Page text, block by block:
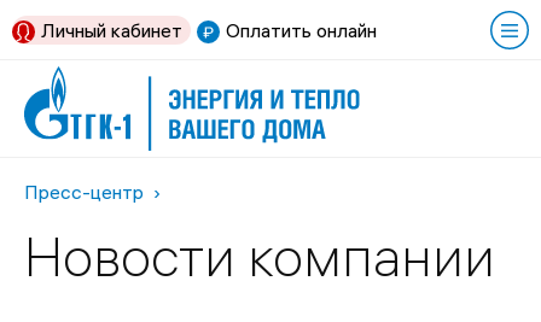
Оплатить онлайн
Личный кабинет
Пресс-центр
Новости компании